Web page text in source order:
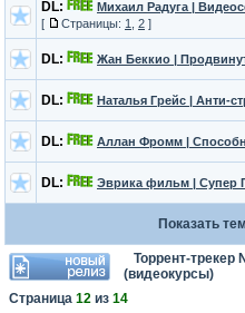
DL:
Михаил Радуга |
[
Страницы: 1 2 ]
DL: Жан Беккио |
DL: Наталья Грейс | Анти-
DL: Аллан Фромм |
DL: Эврика фильм | Супер
Показать
Торрент-трекер
(видеокурсы)
Страница 12 из 14